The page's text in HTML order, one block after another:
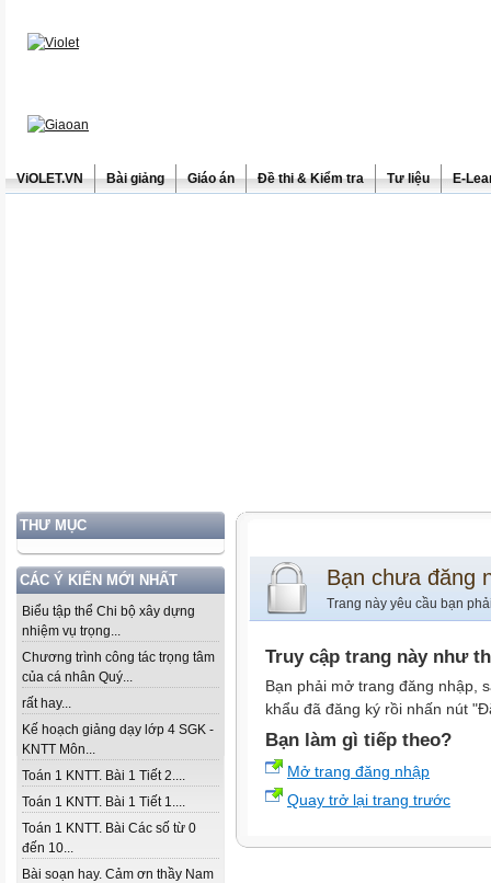
ViOLET.VN Bài giảng Giáo án Đề thi & Kiểm tra Tư liệu E-
THƯ MỤC
CÁC Ý KIẾN MỚI NHẤT
Biểu tập thể Chi bộ xây dựng
nhiệm vụ trọng...
Chương trình công tác trọng tâm
của cá nhân Quý...
rất hay...
Kế hoạch giảng dạy lớp 4 SGK -
KNTT Môn...
Toán 1 KNTT. Bài 1 Tiết 2....
Toán 1 KNTT. Bài 1 Tiết 1....
Toán 1 KNTT. Bài Các số từ 0
đến 10...
Bài soạn hay. Cảm ơn thầy Nam
Bạn chưa đăng
Trang này yêu cầu bạn
Truy cập trang này như
Bạn phải mở trang đăng nhập,
khẩu đã đăng ký rồi nhấn nút
Bạn làm gì tiếp theo?
Mở trang đăng nhập
Quay trở lại trang trước